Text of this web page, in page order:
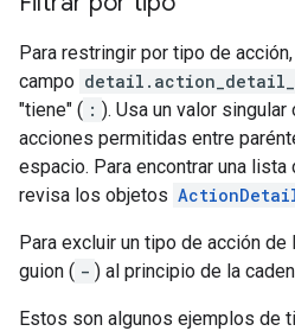
Para restringir por tipo de
campo
"tiene" ( : ). Usa un valor
acciones permitidas entre
espacio. Para encontrar una
revisa los objetos
Para excluir un tipo de acción
guion ( - ) al principio de la
Estos son algunos ejemplos de